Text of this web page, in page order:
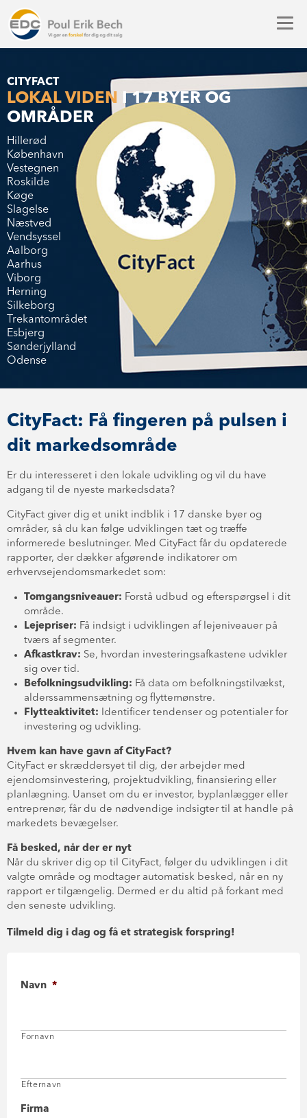
CITYFACT
LOKAL VIDEN I 17 BYER OG
OMRÅDER
Hillerød
København
Vestegnen
Roskilde
Køge
Slagelse
Næstved
Vendsyssel
Aalborg
Aarhus
Viborg
Herning
Silkeborg
Trekantområdet
Esbjerg
Sønderjylland
Odense
CityFact: Få fingeren på pulsen i
dit markedsområde
Er du interesseret i den lokale udvikling og vil du have
adgang til de nyeste markedsdata?
CityFact giver dig et unikt indblik i 17 danske byer og
områder, så du kan følge udviklingen tæt og træffe
informerede beslutninger. Med CityFact får du opdaterede
rapporter, der dækker afgørende indikatorer om
erhvervsejendomsmarkedet som:
Tomgangsniveauer: Forstå udbud og efterspørgsel i dit
område.
Lejepriser: Få indsigt i udviklingen af lejeniveauer på
tværs af segmenter.
Afkastkrav: Se, hvordan investeringsafkastene udvikler
sig over tid.
Befolkningsudvikling: Få data om befolkningstilvækst,
alderssammensætning og flyttemønstre.
Flytteaktivitet: Identificer tendenser og potentialer for
investering og udvikling.
Hvem kan have gavn af CityFact?
CityFact er skræddersyet til dig, der arbejder med
ejendomsinvestering, projektudvikling, finansiering eller
planlægning. Uanset om du er investor, byplanlægger eller
entreprenør, får du de nødvendige indsigter til at handle på
markedets bevægelser.
Få besked, når der er nyt
Når du skriver dig op til CityFact, følger du udviklingen i dit
valgte område og modtager automatisk besked, når en ny
rapport er tilgængelig. Dermed er du altid på forkant med
den seneste udvikling.
Tilmeld dig i dag og få et strategisk forspring!
Navn *
Fornavn
Efternavn
Firma